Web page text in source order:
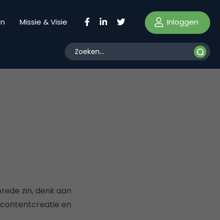
Missie & Visie Inloggen
zin, denk aan
en